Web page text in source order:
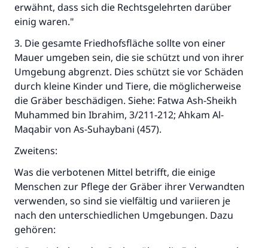
erwähnt, dass sich die Rechtsgelehrten darüber
einig waren."
3. Die gesamte Friedhofsfläche sollte von einer
Mauer umgeben sein, die sie schützt und von ihrer
Umgebung abgrenzt. Dies schützt sie vor Schäden
durch kleine Kinder und Tiere, die möglicherweise
die Gräber beschädigen. Siehe: Fatwa Ash-Sheikh
Muhammed bin Ibrahim, 3/211-212; Ahkam Al-
Maqabir von As-Suhaybani (457).
Zweitens:
Was die verbotenen Mittel betrifft, die einige
Menschen zur Pflege der Gräber ihrer Verwandten
verwenden, so sind sie vielfältig und variieren je
nach den unterschiedlichen Umgebungen. Dazu
gehören: